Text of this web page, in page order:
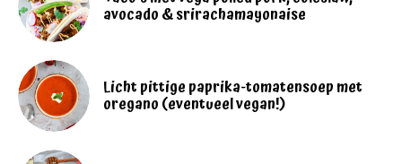
avocado & srirachamayonaise
Licht pittige paprika-tomatensoep met
oregano (eventueel vegan!)